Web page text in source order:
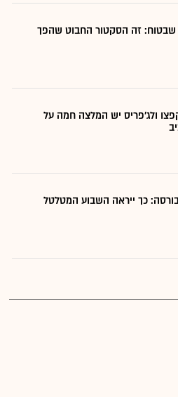
זה הסקטור החבוט שהפך
ולג'פריס יש המלצה חמה על
כך ייראה השבוע המטלטל